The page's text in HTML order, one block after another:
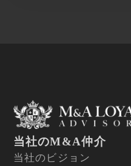
当社のM&A仲介
当社のビジョン